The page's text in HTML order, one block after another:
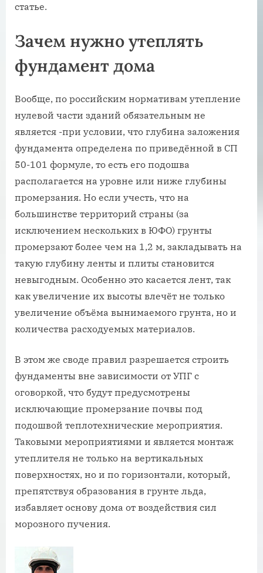
статье.
Зачем нужно утеплять
фундамент дома
Вообще, по российским нормативам утепление
нулевой части зданий обязательным не
является -при условии, что глубина заложения
фундамента определена по приведённой в СП
50-101 формуле, то есть его подошва
располагается на уровне или ниже глубины
промерзания. Но если учесть, что на
большинстве территорий страны (за
исключением нескольких в ЮФО) грунты
промерзают более чем на 1,2 м, закладывать на
такую глубину ленты и плиты становится
невыгодным. Особенно это касается лент, так
как увеличение их высоты влечёт не только
увеличение объёма вынимаемого грунта, но и
количества расходуемых материалов.
В этом же своде правил разрешается строить
фундаменты вне зависимости от УПГ с
оговоркой, что будут предусмотрены
исключающие промерзание почвы под
подошвой теплотехнические мероприятия.
Таковыми мероприятиями и является монтаж
утеплителя не только на вертикальных
поверхностях, но и по горизонтали, который,
препятствуя образования в грунте льда,
избавляет основу дома от воздействия сил
морозного пучения.